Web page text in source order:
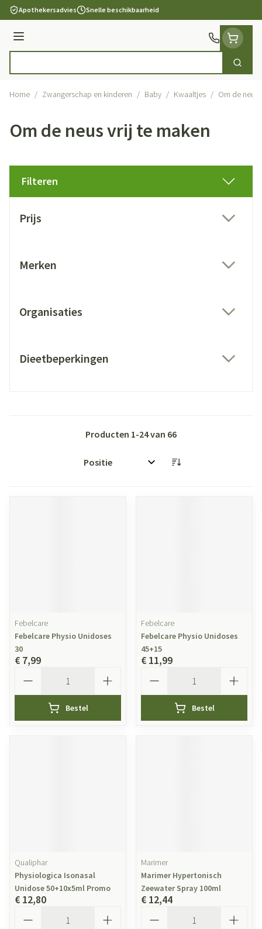
Ga naar de inhoud
Apothekersadvies Snelle beschikbaarheid
Menu
Zoek
Home / Zwangerschap en kinderen / Baby / Kwaaltjes / Om de neus
Om de neus vrij te maken
Filteren
Prijs
Merken
Organisaties
Dieetbeperkingen
Producten 1-24van 66
Sorteer op:
Febelcare
Febelcare Physio Unidoses
30
€ 7,99
Bestel
Febelcare
Febelcare Physio Unidoses
45+15
€ 11,99
Bestel
Qualiphar
Physiologica Isonasal
Unidose 50+10x5ml Promo
€ 12,80
Marimer
Marimer Hypertonisch
Zeewater Spray 100ml
€ 12,44